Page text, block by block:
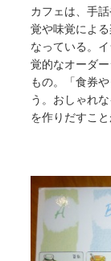
カフェは、手
覚や味覚によ
なっている。
覚的なオーダ
もの。「食券
う。おしゃれ
を作りだすこ